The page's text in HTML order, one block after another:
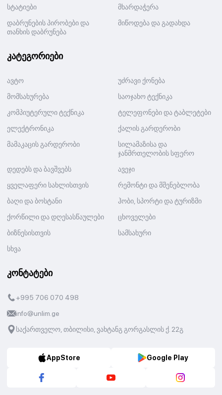
სტატიები
მხარდაჭერა
დაბრუნების პირობები და
თანხის დაბრუნება
მიწოდება და გადახდა
კატეგორიები
ავტო
უძრავი ქონება
მომსახურება
საოჯახო ტექნიკა
კომპიუტერული ტექნიკა
ტელეფონები და ტაბლეტები
ელექტრონიკა
ქალის გარდერობი
მამაკაცის გარდერობი
სილამაზისა და
ჯანმრთელობის სფერო
დედებს და ბავშვებს
ავეჯი
ყველაფერი სახლისთვის
რემონტი და მშენებლობა
ბაღი და ბოსტანი
ჰობი, სპორტი და ტურიზმი
ქორწილი და დღესასწაულები
ცხოველები
ბიზნესისთვის
სამსახური
სხვა
კონტატები
+995 706 070 498
info@unlim.ge
საქართველო, თბილისი, ვახტანგ გორგასლის ქ. 22გ
AppStore Google Play